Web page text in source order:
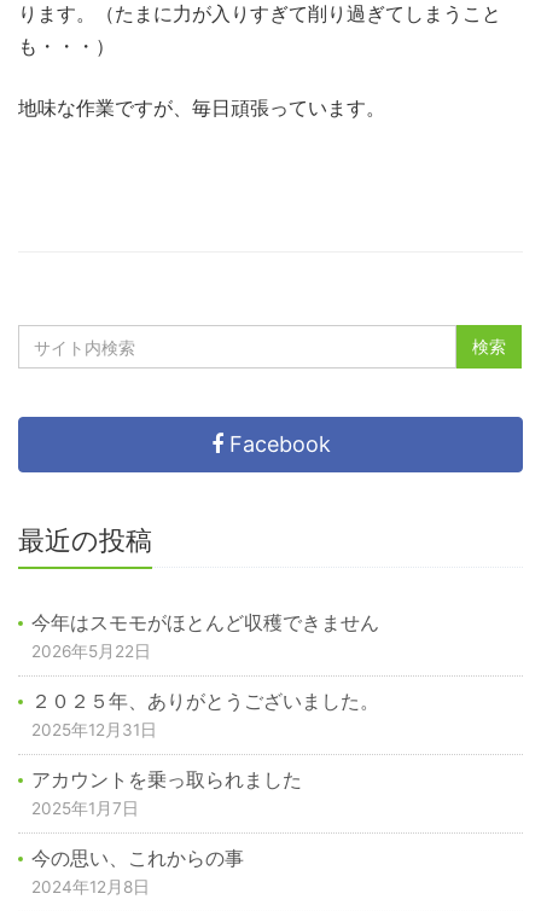
ります。（たまに力が入りすぎて削り過ぎてしまうこと
も・・・）
地味な作業ですが、毎日頑張っています。
Facebook
最近の投稿
今年はスモモがほとんど収穫できません
2026年5月22日
２０２５年、ありがとうございました。
2025年12月31日
アカウントを乗っ取られました
2025年1月7日
今の思い、これからの事
2024年12月8日